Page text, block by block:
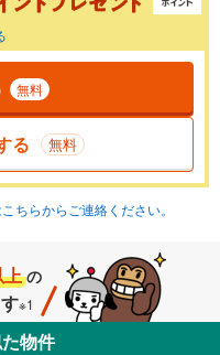
無料
る 無料
ちらからご連絡ください。
の
※1
物件